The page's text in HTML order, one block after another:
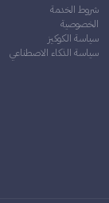
شروط الخدمة
الخصوصية
سياسة الكوكيز
سياسة الذكاء الاصطناعي